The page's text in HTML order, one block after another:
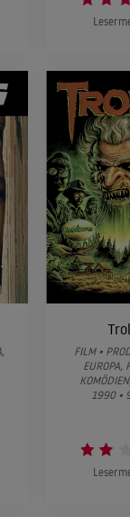
FILM •
EUROPA,
1990 •